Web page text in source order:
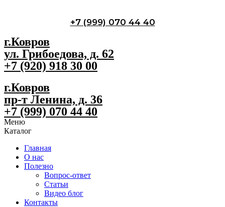
+7 (999) 070 44 40
г.Ковров
ул. Грибоедова, д. 62
+7 (920) 918 30 00
г.Ковров
пр-т Ленина, д. 36
+7 (999) 070 44 40
Меню
Каталог
Главная
О нас
Полезно
Вопрос-ответ
Статьи
Видео блог
Контакты